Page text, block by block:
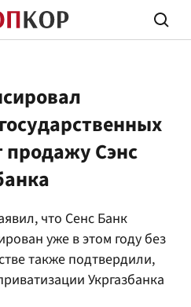
продажу Сэнс
что Сенс Банк
уже в этом году без
также подтвердили,
Укргазбанка